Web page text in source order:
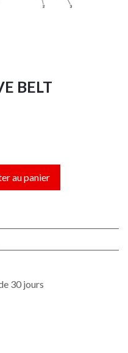
BELT
au panier
30 jours